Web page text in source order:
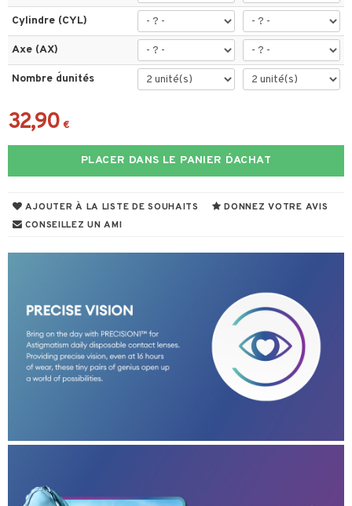
Cylindre (CYL)
Axe (AX)
Nombre d´unités
32,90 €
PLACER DANS LE PANIER D´ACHAT
AJOUTER À LA LISTE DE SOUHAITS
DONNEZ VOTRE AVIS
CONSEILLEZ UN AMI